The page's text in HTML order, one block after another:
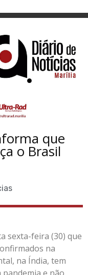
que
o Brasil
sexta-feira (30) que
na
na Índia, tem